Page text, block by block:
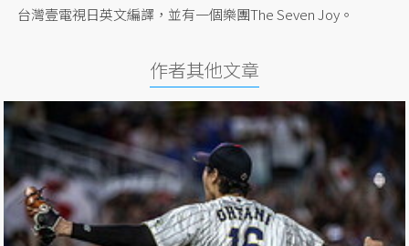
台灣壹電視日英文編譯，並有一個樂團The Seven Joy。
作者其他文章